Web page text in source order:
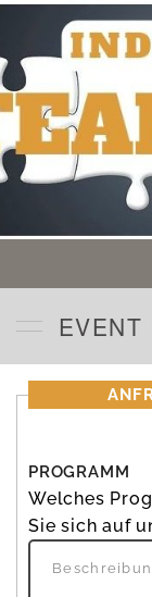
EVENT
PROGRAMM
Welches
Sie sich auf